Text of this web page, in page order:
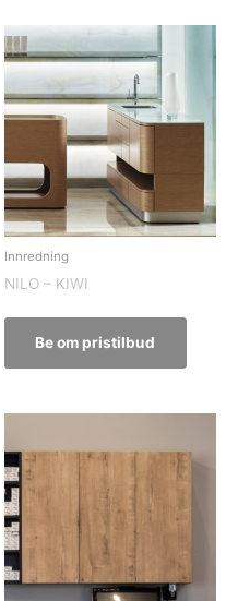
Innredning
NILO – KIWI
Be om pristilbud